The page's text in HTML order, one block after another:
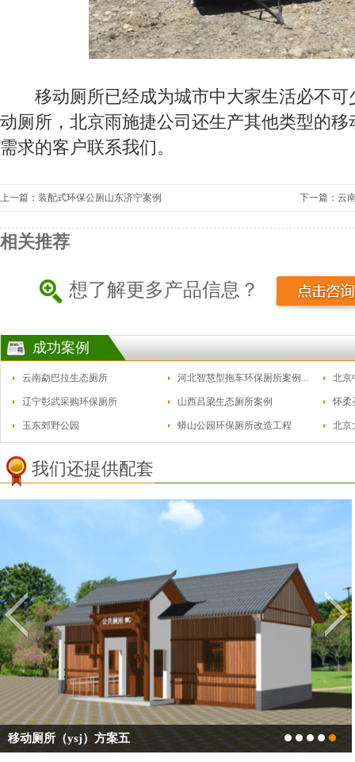
移动厕所已经成为城市中大家生活必不可
动厕所，北京雨施捷公司还生产其他类型的
需求的客户联系我们。
上一篇：装配式环保公厕山东济宁案例 下一篇：云
相关推荐
想了解更多产品信息？
成功案例
云南勐巴拉生态厕所 河北智慧型拖车环保厕所案例... 北京
辽宁彰武采购环保厕所 山西吕梁生态厕所案例 怀柔
玉东郊野公园 蟒山公园环保厕所改造工程 北京
我们还提供配套
移动厕所（ysj）方案五